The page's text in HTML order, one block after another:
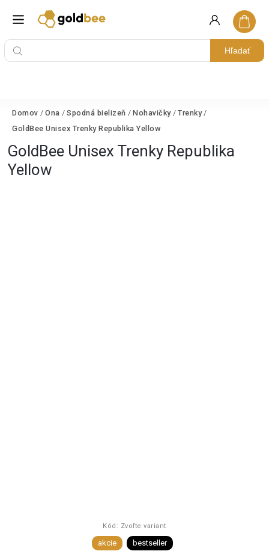
Hľadať
Domov / Ona / Spodná bielizeň / Nohavičky / Trenky /
GoldBee Unisex Trenky Republika Yellow
GoldBee Unisex Trenky Republika
Yellow
Kód: Zvoľte variant
akcie bestseller